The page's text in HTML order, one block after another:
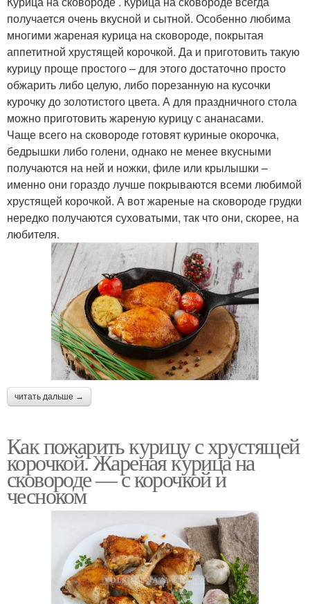
получается очень вкусной и сытной. Особенно любима
многими жареная курица на сковороде, покрытая
аппетитной хрустящей корочкой. Да и приготовить такую
курицу проще простого – для этого достаточно просто
обжарить либо целую, либо порезанную на кусочки
курочку до золотистого цвета. А для праздничного стола
можно приготовить жареную курицу с ананасами.
Чаще всего на сковороде готовят куриные окорочка,
бедрышки либо голени, однако не менее вкусными
получаются на ней и ножки, филе или крылышки –
именно они гораздо лучше покрываются всеми любимой
хрустящей корочкой. А вот жареные на сковороде грудки
нередко получаются суховатыми, так что они, скорее, на
любителя.
читать дальше →
Как пожарить курицу с хрустящей
корочкой. Жареная курица на
сковороде — с корочкой и
чесноком